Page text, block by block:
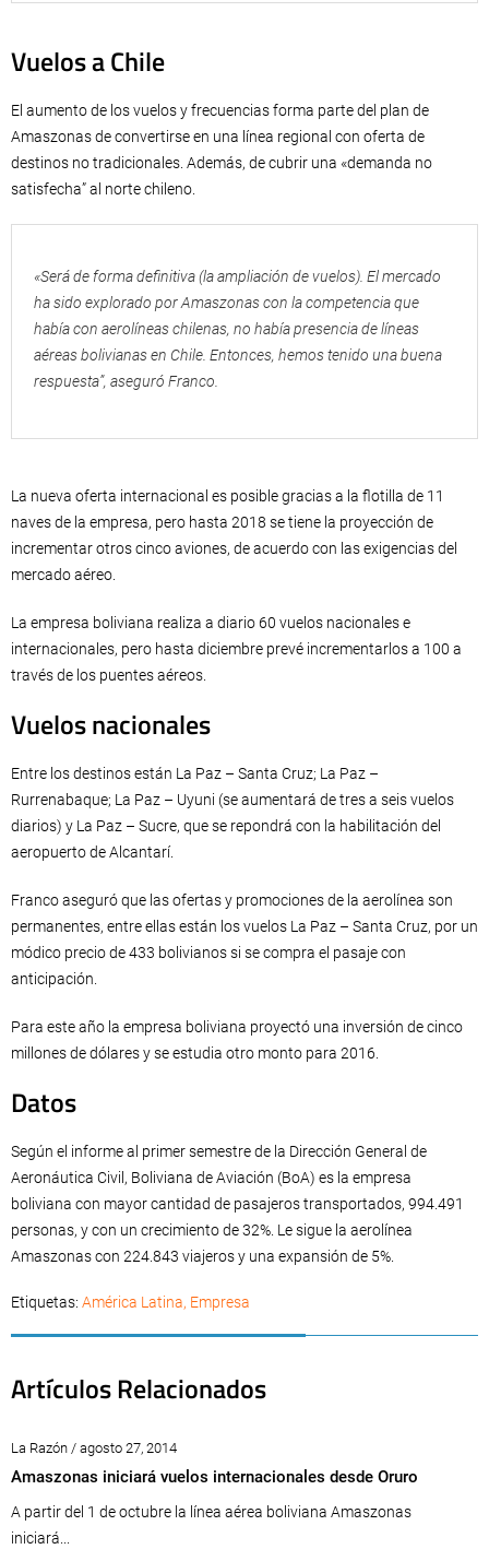
Vuelos a Chile
El aumento de los vuelos y frecuencias forma parte del plan de
Amaszonas de convertirse en una línea regional con oferta de
destinos no tradicionales. Además, de cubrir una «demanda no
satisfecha” al norte chileno.
«Será de forma definitiva (la ampliación de vuelos). El mercado
ha sido explorado por Amaszonas con la competencia que
había con aerolíneas chilenas, no había presencia de líneas
aéreas bolivianas en Chile. Entonces, hemos tenido una buena
respuesta”, aseguró Franco.
La nueva oferta internacional es posible gracias a la flotilla de 11
naves de la empresa, pero hasta 2018 se tiene la proyección de
incrementar otros cinco aviones, de acuerdo con las exigencias del
mercado aéreo.
La empresa boliviana realiza a diario 60 vuelos nacionales e
internacionales, pero hasta diciembre prevé incrementarlos a 100 a
través de los puentes aéreos.
Vuelos nacionales
Entre los destinos están La Paz – Santa Cruz; La Paz –
Rurrenabaque; La Paz – Uyuni (se aumentará de tres a seis vuelos
diarios) y La Paz – Sucre, que se repondrá con la habilitación del
aeropuerto de Alcantarí.
Franco aseguró que las ofertas y promociones de la aerolínea son
permanentes, entre ellas están los vuelos La Paz – Santa Cruz, por un
módico precio de 433 bolivianos si se compra el pasaje con
anticipación.
Para este año la empresa boliviana proyectó una inversión de cinco
millones de dólares y se estudia otro monto para 2016.
Datos
Según el informe al primer semestre de la Dirección General de
Aeronáutica Civil, Boliviana de Aviación (BoA) es la empresa
boliviana con mayor cantidad de pasajeros transportados, 994.491
personas, y con un crecimiento de 32%. Le sigue la aerolínea
Amaszonas con 224.843 viajeros y una expansión de 5%.
Etiquetas: América Latina, Empresa
Artículos Relacionados
La Razón / agosto 27, 2014
Amaszonas iniciará vuelos internacionales desde Oruro
A partir del 1 de octubre la línea aérea boliviana Amaszonas
iniciará...